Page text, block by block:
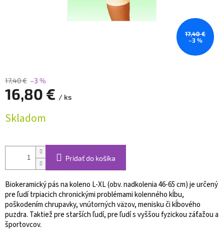
17,40 €
–3 %
17,40 € –3 %
16,80 € / ks
cena:
Skladom
Pridať do košíka
Biokeramický pás na koleno L-XL (obv. nadkolenia 46-65 cm) je určený
pre ľudí trpiacich chronickými problémami kolenného kĺbu,
poškodením chrupavky, vnútorných väzov, menisku či kĺbového
puzdra. Taktiež pre starších ľudí, pre ľudí s vyššou fyzickou záťažou a
športovcov.